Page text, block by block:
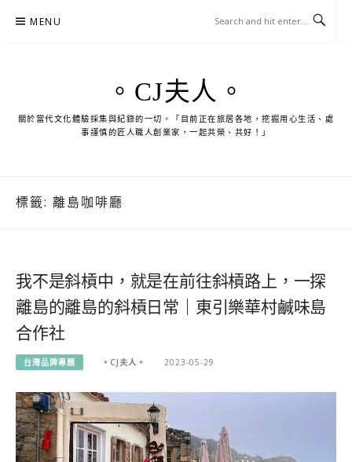
MENU
。CJ夫人。
關於當代文化體驗採集與紀錄的一切。「目前正在旅居各地，挖掘用心生活、處
事謹慎的匠人職人創業家，一起共榮、共好！」
標籤: 離島咖啡廳
我不是斜槓中，就是在前往斜槓路上，一探
離島的離島的斜槓日常｜東引樂華村鹹味島
合作社
台灣品牌專題 。CJ夫人。 2023-05-29